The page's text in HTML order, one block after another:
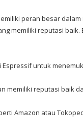
peran besar
memiliki reputasi
untuk
memiliki reputasi baik
Amazon atau